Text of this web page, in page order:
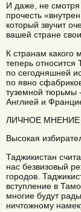
И даже, не смотря
прочесть
который звучит
вашей стране
К странам какого
теперь относится
по сегодняшней
по явно
туземной тюрьмы
Англией и
ЛИЧНОЕ МНЕНИЕ
Высокая
Таджикистан
нас безвизовый
городов.
вступление в
многие будут
ничтожному